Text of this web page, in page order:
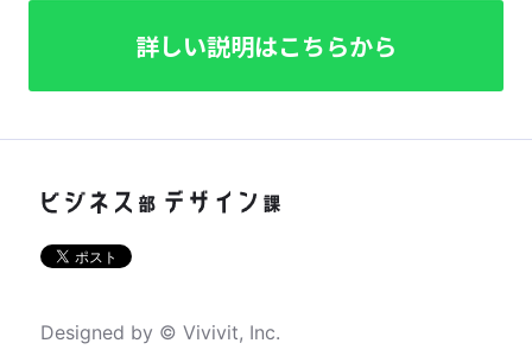
詳しい説明はこちらから
Designed by © Vivivit, Inc.